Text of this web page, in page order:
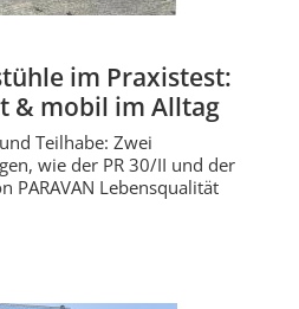
im Praxistest:
& mobil im Alltag
Teilhabe: Zwei
wie der PR 30/II und der
PARAVAN Lebensqualität